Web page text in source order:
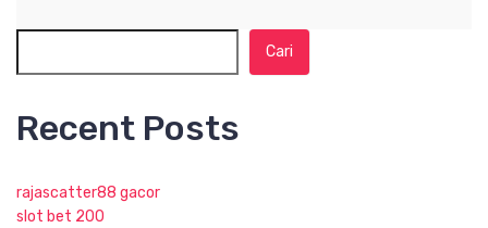
Cari
Recent Posts
rajascatter88 gacor
slot bet 200